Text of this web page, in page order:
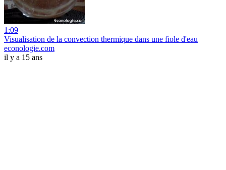
1:09
Visualisation de la convection thermique dans une fiole d'eau
econologie.com
il y a 15 ans